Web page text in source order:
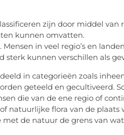
zijn door middel van
kunnen omvatten.
in veel regio’s en
sterk kunnen verschillen als
in categorieën zoals
geteeld en gecultiveerd.
die van de ene regio of
natuurlijke flora van de
de natuur de grens van